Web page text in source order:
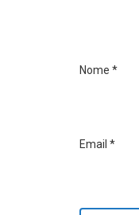
Nome *
Email *